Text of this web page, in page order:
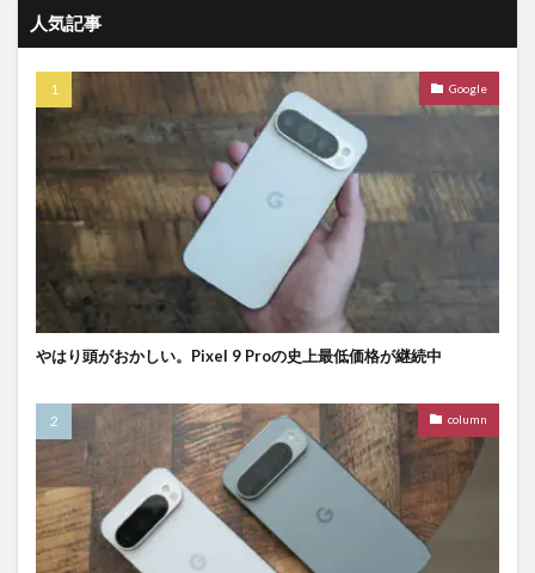
人気記事
Google
やはり頭がおかしい。Pixel 9 Proの史上最低価格が継続中
column